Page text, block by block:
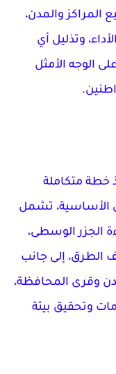
المراكز والمدن،
وتذليل أي
الوجه الأمثل
خطة متكاملة
الأساسية، تشمل
الجزر الوسطى،
الطرق، إلى جانب
وقرى المحافظة،
وتحقيق بيئة